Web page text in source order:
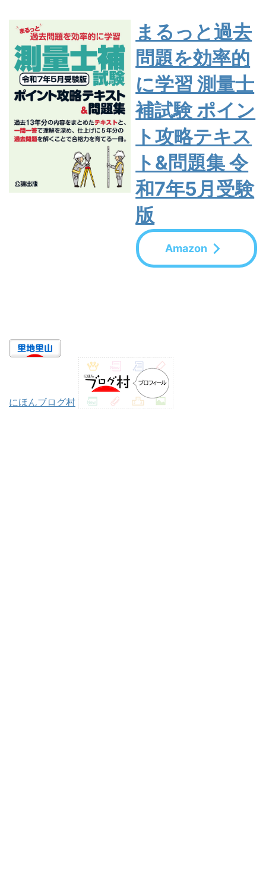
まるっと過去
問題を効率的
に学習 測量士
補試験 ポイン
ト攻略テキス
ト&問題集 令
和7年5月受験
版
Amazon
にほんブログ村